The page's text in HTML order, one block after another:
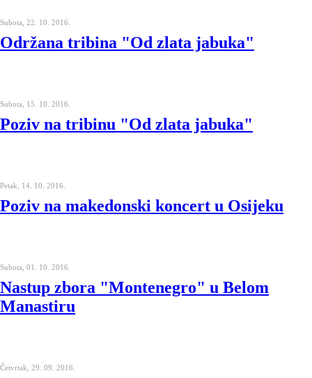
Subota, 22. 10. 2016.
Održana tribina "Od zlata jabuka"
Subota, 15. 10. 2016.
Poziv na tribinu "Od zlata jabuka"
Petak, 14. 10. 2016.
Poziv na makedonski koncert u Osijeku
Subota, 01. 10. 2016.
Nastup zbora "Montenegro" u Belom
Manastiru
Četvrtak, 29. 09. 2016.